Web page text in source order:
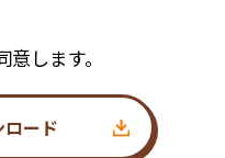
します。
ード